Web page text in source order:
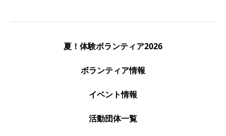
夏！体験ボランティア2026
ボランティア情報
イベント情報
活動団体一覧